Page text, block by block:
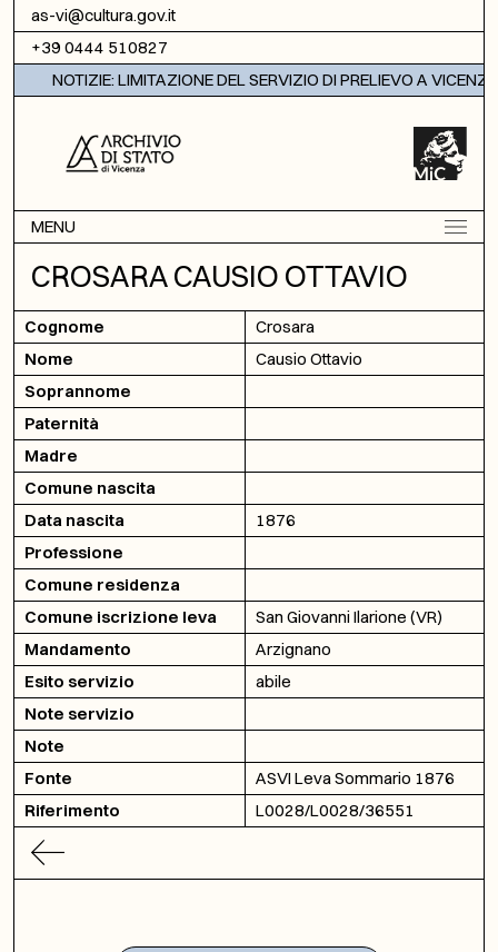
Vai al contenuto
as-vi@cultura.gov.it
+39 0444 510827
NOTIZIE: LIMITAZIONE DEL SERVIZIO DI PRELIEVO A VICENZA
MENU
CROSARA CAUSIO OTTAVIO
Cognome
Crosara
Nome
Causio Ottavio
Soprannome
Paternità
Madre
Comune nascita
Data nascita
1876
Professione
Comune residenza
Comune iscrizione leva
San Giovanni Ilarione (VR)
Mandamento
Arzignano
Esito servizio
abile
Note servizio
Note
Fonte
ASVI Leva Sommario 1876
Riferimento
L0028/L0028/36551